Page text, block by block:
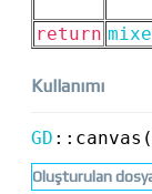
return
Kullanımı
GD ::
Oluşturulan